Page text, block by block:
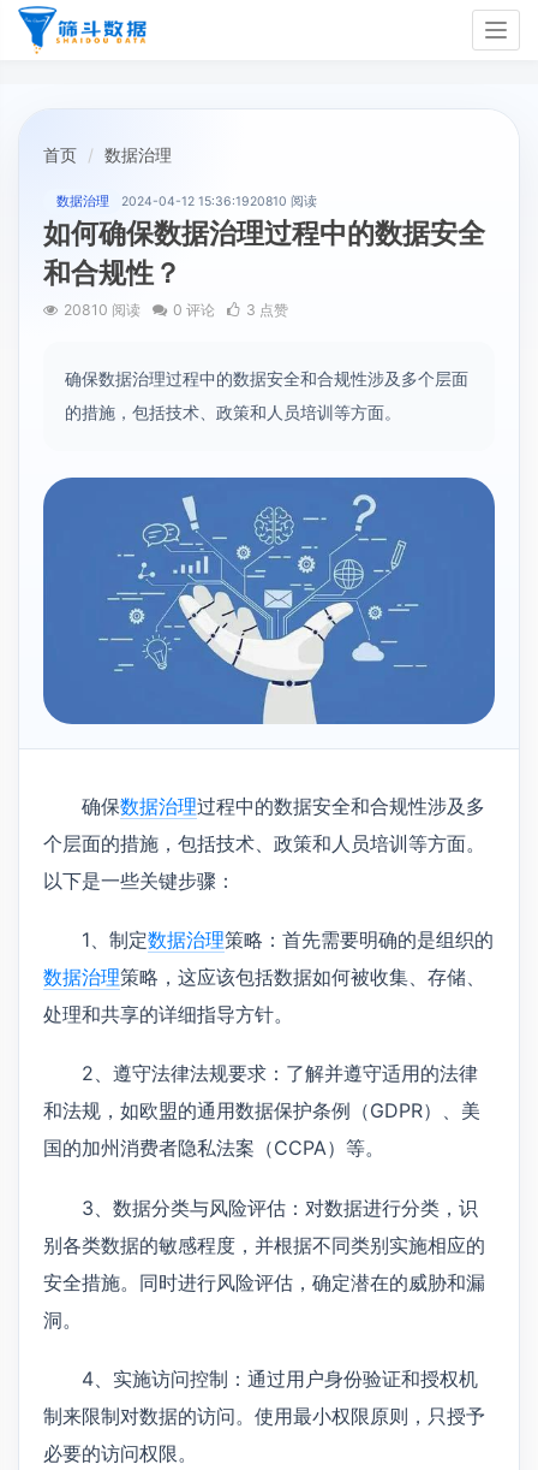
首页 数据治理
数据治理 2024-04-12 15:36:1920810 阅读
如何确保数据治理过程中的数据安全
和合规性？
20810 阅读 0 评论 3 点赞
确保数据治理​过程中的数据安全和合规性涉及多个层面
的措施，包括技术、政策和人员培训等方面。
确保数据治理过程中的数据安全和合规性涉及多
个层面的措施，包括技术、政策和人员培训等方面。
以下是一些关键步骤：
1、制定数据治理策略：首先需要明确的是组织的
数据治理策略，这应该包括数据如何被收集、存储、
处理和共享的详细指导方针。
2、遵守法律法规要求：了解并遵守适用的法律
和法规，如欧盟的通用数据保护条例（GDPR）、美
国的加州消费者隐私法案（CCPA）等。
3、数据分类与风险评估：对数据进行分类，识
别各类数据的敏感程度，并根据不同类别实施相应的
安全措施。同时进行风险评估，确定潜在的威胁和漏
洞。
4、实施访问控制：通过用户身份验证和授权机
制来限制对数据的访问。使用最小权限原则，只授予
必要的访问权限。